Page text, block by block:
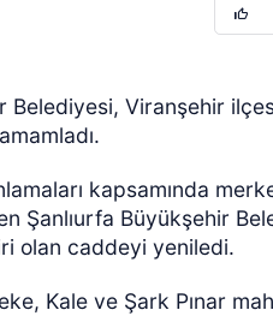
Belediyesi, Viranşehir
kapsamında
Şanlıurfa Büyükşehir
olan caddeyi yeniledi.
Kale ve Şark Pınar